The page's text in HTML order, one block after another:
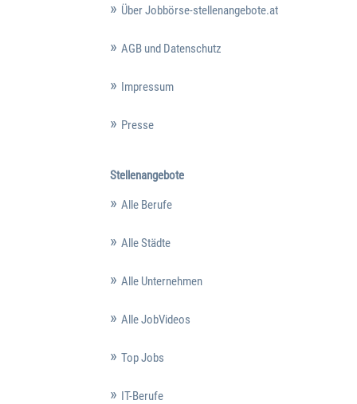
Über Jobbörse-stellenangebote.at
AGB und Datenschutz
Impressum
Presse
Stellenangebote
Alle Berufe
Alle Städte
Alle Unternehmen
Alle JobVideos
Top Jobs
IT-Berufe